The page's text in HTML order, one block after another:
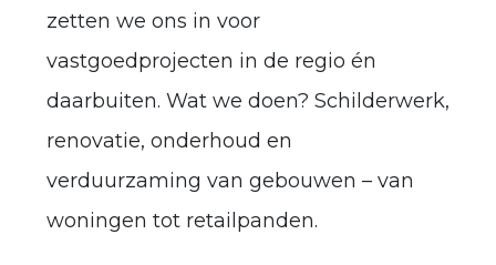
zetten we ons in voor
vastgoedprojecten in de regio én
daarbuiten. Wat we doen? Schilderwerk,
renovatie, onderhoud en
verduurzaming van gebouwen – van
woningen tot retailpanden.